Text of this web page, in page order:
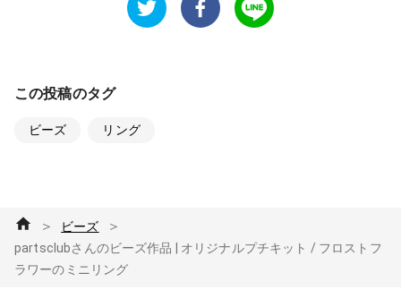
この投稿のタグ
ビーズ リング
＞ ビーズ ＞
partsclubさんのビーズ作品 | オリジナルプチキット / フロストフ
ラワーのミニリング